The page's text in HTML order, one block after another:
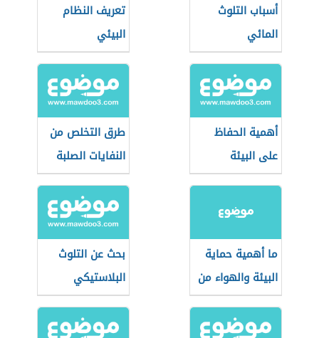
أسباب التلوث
المائي
تعريف النظام
البيئي
أهمية الحفاظ
على البيئة
طرق التخلص من
النفايات الصلبة
ما أهمية حماية
البيئة والهواء من
التلوث
بحث عن التلوث
البلاستيكي